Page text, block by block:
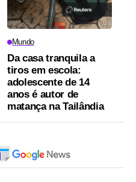
Mundo
Da casa tranquila a
tiros em escola:
adolescente de 14
anos é autor de
matança na Tailândia